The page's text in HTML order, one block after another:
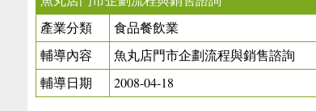
產業分類
食品餐飲業
輔導內容
魚丸店門市企劃流程與銷售諮詢
輔導日期
2008-04-18